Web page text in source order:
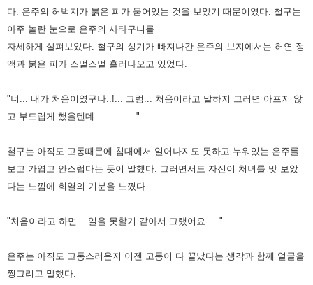
다. 은주의 허벅지가 붉은 피가 묻어있는 것을 보았기 때문이였다. 철구는
아주 놀란 눈으로 은주의 사타구니를
자세하게 살펴보았다. 철구의 성기가 빠져나간 은주의 보지에서는 허연 정
액과 붉은 피가 스멀스멀 흘러나오고 있었다.
"너... 내가 처음이였구나..!... 그럼... 처음이라고 말하지 그러면 아프지 않
고 부드럽게 했을텐데..............."
철구는 아직도 고통때문에 침대에서 일어나지도 못하고 누워있는 은주를
보고 가엽고 안스럽다는 듯이 말했다. 그러면서도 자신이 처녀를 맛 보았
다는 느낌에 희열의 기분을 느꼈다.
"처음이라고 하면... 일을 못할거 같아서 그랬어요....."
은주는 아직도 고통스러운지 이젠 고통이 다 끝났다는 생각과 함께 얼굴을
찡그리고 말했다.